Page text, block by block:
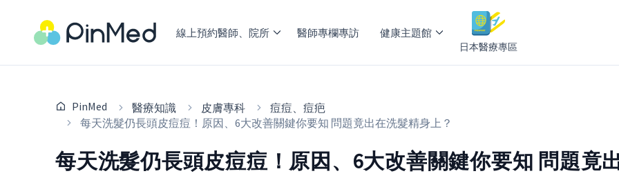
線上預約醫師、院所 醫師專欄專訪 健康主題館
日本醫療專區
PinMed 醫療知識 皮膚專科
痘痘、痘疤
每天洗髮仍長頭皮痘痘！原因、6大改善關鍵你要知 問題竟出在洗髮精身上？
每天洗髮仍長頭皮痘痘！原因、6大改善關鍵你要知 問題竟